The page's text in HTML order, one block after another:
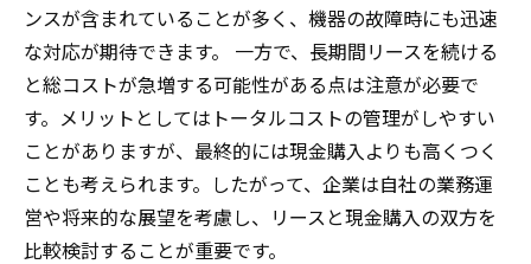
ンスが含まれていることが多く、機器の故障時にも迅速
な対応が期待できます。 一方で、長期間リースを続ける
と総コストが急増する可能性がある点は注意が必要で
す。メリットとしてはトータルコストの管理がしやすい
ことがありますが、最終的には現金購入よりも高くつく
ことも考えられます。したがって、企業は自社の業務運
営や将来的な展望を考慮し、リースと現金購入の双方を
比較検討することが重要です。